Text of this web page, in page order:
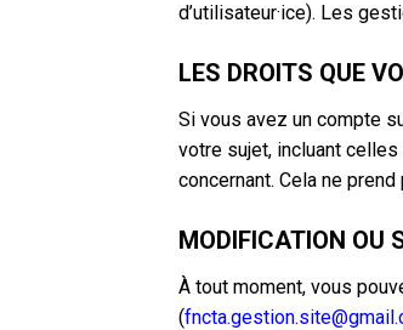
d’utilisateur·ice). Les
LES DROITS QUE
Si vous avez un compte
votre sujet, incluant
concernant. Cela ne
MODIFICATION OU
À tout moment, vous
(